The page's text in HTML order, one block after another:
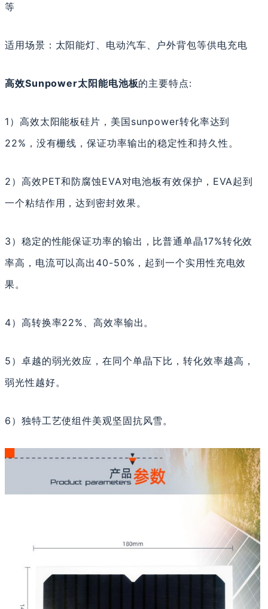
等
适用场景：太阳能灯、电动汽车、户外背包等供电充电
高效Sunpower太阳能电池板的主要特点:
1）高效太阳能板硅片，美国sunpower转化率达到
22%，没有栅线，保证功率输出的稳定性和持久性。
2）高效PET和防腐蚀EVA对电池板有效保护，EVA起到
一个粘结作用，达到密封效果。
3）稳定的性能保证功率的输出，比普通单晶17%转化效
率高，电流可以高出40-50%，起到一个实用性充电效
果。
4）高转换率22%、高效率输出。
5）卓越的弱光效应，在同个单晶下比，转化效率越高，
弱光性越好。
6）独特工艺使组件美观坚固抗风雪。